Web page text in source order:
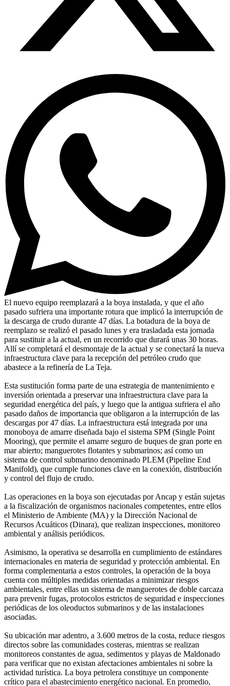
El nuevo equipo reemplazará a la boya instalada, y que el año
pasado sufriera una importante rotura que implicó la interrupción de
la descarga de crudo durante 47 días. La botadura de la boya de
reemplazo se realizó el pasado lunes y era trasladada esta jornada
para sustituir a la actual, en un recorrido que durará unas 30 horas.
Allí se completará el desmontaje de la actual y se conectará la nueva
infraestructura clave para la recepción del petróleo crudo que
abastece a la refinería de La Teja.
Esta sustitución forma parte de una estrategia de mantenimiento e
inversión orientada a preservar una infraestructura clave para la
seguridad energética del país, y luego que la antigua sufriera el año
pasado daños de importancia que obligaron a la interrupción de las
descargas por 47 días. La infraestructura está integrada por una
monoboya de amarre diseñada bajo el sistema SPM (Single Point
Mooring), que permite el amarre seguro de buques de gran porte en
mar abierto; manguerotes flotantes y submarinos; así como un
sistema de control submarino denominado PLEM (Pipeline End
Manifold), que cumple funciones clave en la conexión, distribución
y control del flujo de crudo.
Las operaciones en la boya son ejecutadas por Ancap y están sujetas
a la fiscalización de organismos nacionales competentes, entre ellos
el Ministerio de Ambiente (MA) y la Dirección Nacional de
Recursos Acuáticos (Dinara), que realizan inspecciones, monitoreo
ambiental y análisis periódicos.
Asimismo, la operativa se desarrolla en cumplimiento de estándares
internacionales en materia de seguridad y protección ambiental. En
forma complementaria a estos controles, la operación de la boya
cuenta con múltiples medidas orientadas a minimizar riesgos
ambientales, entre ellas un sistema de manguerotes de doble carcaza
para prevenir fugas, protocolos estrictos de seguridad e inspecciones
periódicas de los oleoductos submarinos y de las instalaciones
asociadas.
Su ubicación mar adentro, a 3.600 metros de la costa, reduce riesgos
directos sobre las comunidades costeras, mientras se realizan
monitoreos constantes de agua, sedimentos y playas de Maldonado
para verificar que no existan afectaciones ambientales ni sobre la
actividad turística. La boya petrolera constituye un componente
crítico para el abastecimiento energético nacional. En promedio,